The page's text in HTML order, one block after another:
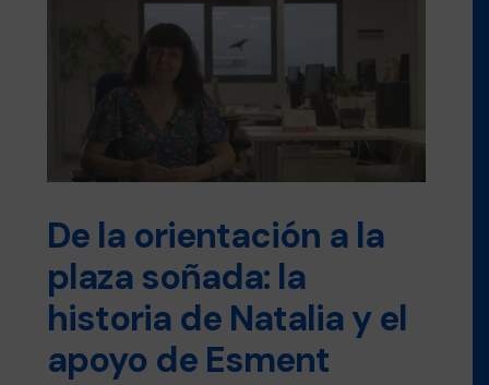
De la orientación a la
plaza soñada: la
historia de Natalia y el
apoyo de Esment